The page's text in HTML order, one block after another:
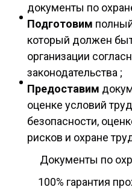
документы по
Подготовим
который должен
организации
законодательства ;
Предоставим
оценке условий
безопасности,
рисков и охране
Документы по
100% гарантия